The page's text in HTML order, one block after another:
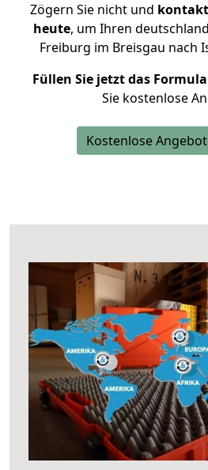
Zögern Sie nicht und
heute, um Ihren
Freiburg im Breisgau nach
Füllen Sie jetzt das
Sie kostenlose
Kostenlose